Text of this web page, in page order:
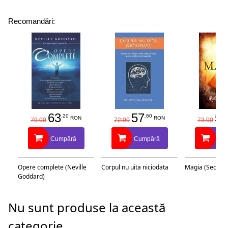
Recomandări:
79.00 63.20 RON
Cumpără
Opere complete (Neville
Goddard)
72.00 57.60 RON
Cumpără
Corpul nu uita niciodata
73.00 58
Magia
Nu sunt produse la această